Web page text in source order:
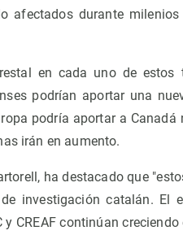
afectados durante
en cada uno de estos
podrían aportar una
podría aportar a
irán en aumento.
ha destacado que
investigación catalán. El
CREAF continúan